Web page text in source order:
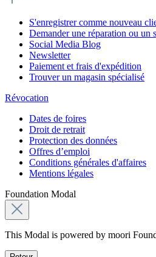
S'enregistrer comme nouveau
Demander une réparation ou un
Social Media Blog
Newsletter
Paiement et frais d'expédition
Trouver un magasin spécialisé
Révocation
Dates de foires
Droit de retrait
Protection des données
Offres d’emploi
Conditions générales d'affaires
Mentions légales
Foundation Modal
This Modal is powered by moori